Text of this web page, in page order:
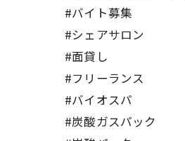
#バイト募集
#シェアサロン
#面貸し
#フリーランス
#バイオスパ
#炭酸ガスパック